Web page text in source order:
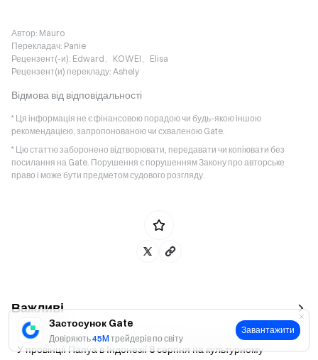
Застосунок Gate
Довіряють45M трейдерів по світу
Завантажити
Автор: Mauro
Перекладач: Panie
Рецензент(-и): Edward、KOWEI、Elisa
Рецензент(и) перекладу: Ashely
Відмова від відповідальності
* Ця інформація не є фінансовою порадою чи будь-якою іншою
рекомендацією, запропонованою чи схваленою Gate.
* Цю статтю заборонено відтворювати, передавати чи копіювати без
посилання на Gate. Порушення є порушенням Закону про авторське
право і може бути предметом судового розгляду.
Важливі
У провінції Папуа в Індонезії 8 серпня на культурному